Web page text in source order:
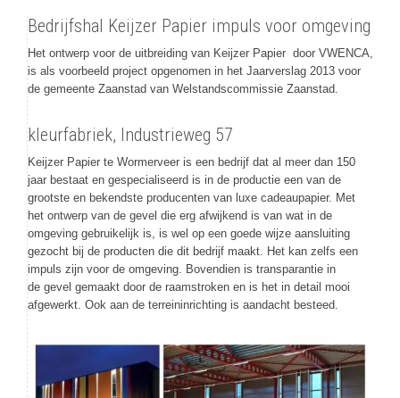
Bedrijfshal Keijzer Papier impuls voor omgeving
Het ontwerp voor de uitbreiding van Keijzer Papier door VWENCA,
is als voorbeeld project opgenomen in het Jaarverslag 2013 voor
de gemeente Zaanstad van Welstandscommissie Zaanstad.
kleurfabriek, Industrieweg 57
Keijzer Papier te Wormerveer is een bedrijf dat al meer dan 150
jaar bestaat en gespecialiseerd is in de productie een van de
grootste en bekendste producenten van luxe cadeaupapier. Met
het ontwerp van de gevel die erg afwijkend is van wat in de
omgeving gebruikelijk is, is wel op een goede wijze aansluiting
gezocht bij de producten die dit bedrijf maakt. Het kan zelfs een
impuls zijn voor de omgeving. Bovendien is transparantie in
de gevel gemaakt door de raamstroken en is het in detail mooi
afgewerkt. Ook aan de terreininrichting is aandacht besteed.